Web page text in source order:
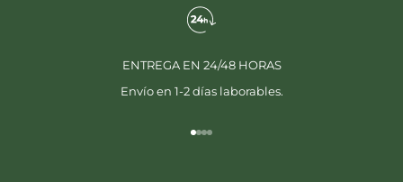
ENTREGA EN 24/48 HORAS
Envío en 1-2 días laborables.
Ir al artículo 1
Ir al artículo 2
Ir al artículo 3
Ir al artículo 4